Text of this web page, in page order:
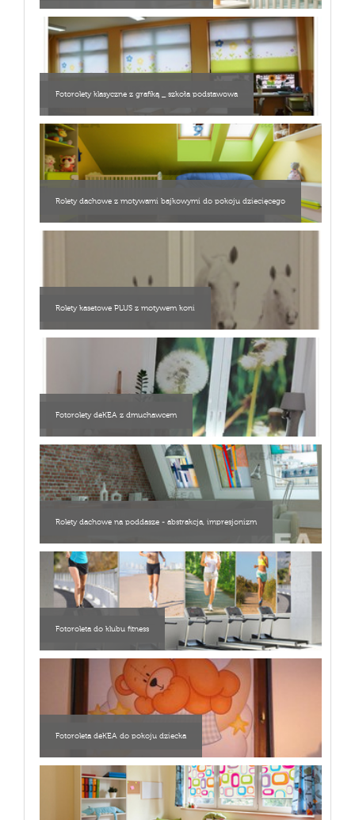
Fotorolety klasyczne z grafiką _ szkoła podstawowa
Rolety dachowe z motywami bajkowymi do pokoju dziecięcego
Rolety kasetowe PLUS z motywem koni
Fotorolety deKEA z dmuchawcem
Rolety dachowe na poddasze - abstrakcja, impresjonizm
Fotoroleta do klubu fitness
Fotoroleta deKEA do pokoju dziecka